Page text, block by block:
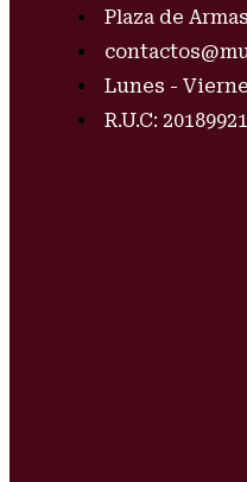
Plaza de
Lunes -
R.U.C: